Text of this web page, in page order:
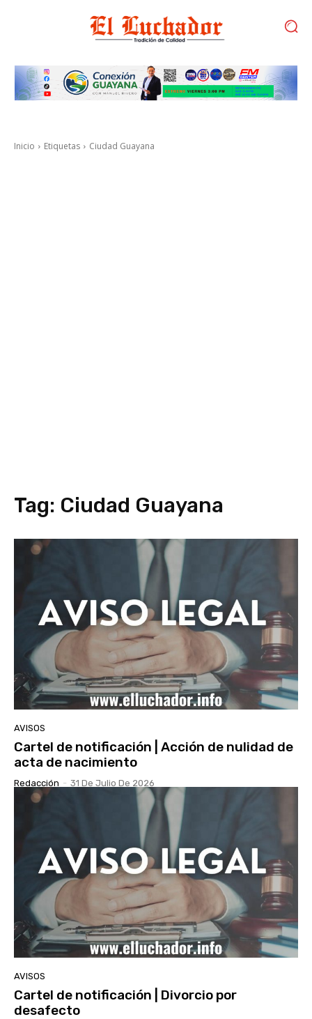
Inicio Etiquetas Ciudad Guayana
Tag: Ciudad Guayana
AVISOS
Cartel de notificación | Acción de nulidad de
acta de nacimiento
Redacción - 31 De Julio De 2026
AVISOS
Cartel de notificación | Divorcio por
desafecto